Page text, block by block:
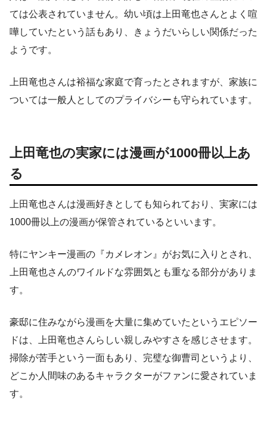
ては公表されていません。幼い頃は上田竜也さんとよく喧
嘩していたという話もあり、きょうだいらしい関係だった
ようです。
上田竜也さんは裕福な家庭で育ったとされますが、家族に
ついては一般人としてのプライバシーも守られています。
上田竜也の実家には漫画が1000冊以上あ
る
上田竜也さんは漫画好きとしても知られており、実家には
1000冊以上の漫画が保管されているといいます。
特にヤンキー漫画の『カメレオン』がお気に入りとされ、
上田竜也さんのワイルドな雰囲気とも重なる部分がありま
す。
豪邸に住みながら漫画を大量に集めていたというエピソー
ドは、上田竜也さんらしい親しみやすさを感じさせます。
掃除が苦手という一面もあり、完璧な御曹司というより、
どこか人間味のあるキャラクターがファンに愛されていま
す。